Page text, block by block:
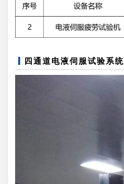
四通道电液伺服试验系统